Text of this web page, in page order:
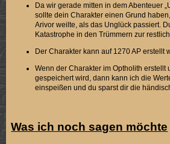
Da wir gerade mitten in dem Abenteuer
sollte dein Charakter einen Grund
Arivor weilte, als das Unglück passiert.
Katastrophe in den Trümmern zur
Der Charakter kann auf 1270 AP erstellt
Wenn der Charakter im Optholith erstellt
gespeichert wird, dann kann ich die
einspeißen und du sparst dir die
Was ich noch sagen möchte